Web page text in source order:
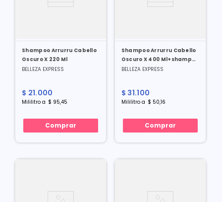
Shampoo Arrurru Cabello
Oscuro X 220 Ml
BELLEZA EXPRESS
$ 21.000
Mililitro a $ 95,45
Comprar
Shampoo Arrurru Cabello
Oscuro X 400 Ml+shampoo
Arrurru Cabello Oscuro X
BELLEZA EXPRESS
$ 31.100
Mililitroa $ 50,16
Comprar